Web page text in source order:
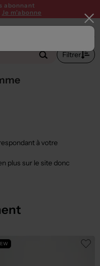
abonnant
Je m'abonne
Filtrer
à votre
plus sur le site donc